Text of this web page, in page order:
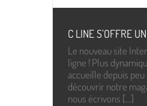
C LINE S’OFFRE
Le nouveau site
ligne ! Plus
accueille depuis
découvrir notre
nous écrivons [...]